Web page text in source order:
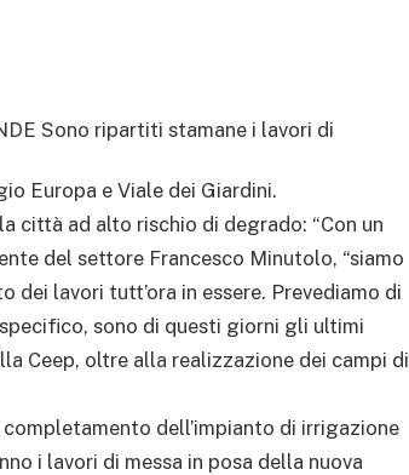
Sono ripartiti stamane i lavori di
Europa e Viale dei Giardini.
città ad alto rischio di degrado: “Con un
del settore Francesco Minutolo, “siamo
dei lavori tutt’ora in essere. Prevediamo di
sono di questi giorni gli ultimi
Ceep, oltre alla realizzazione dei campi di
dell’impianto di irrigazione
i lavori di messa in posa della nuova